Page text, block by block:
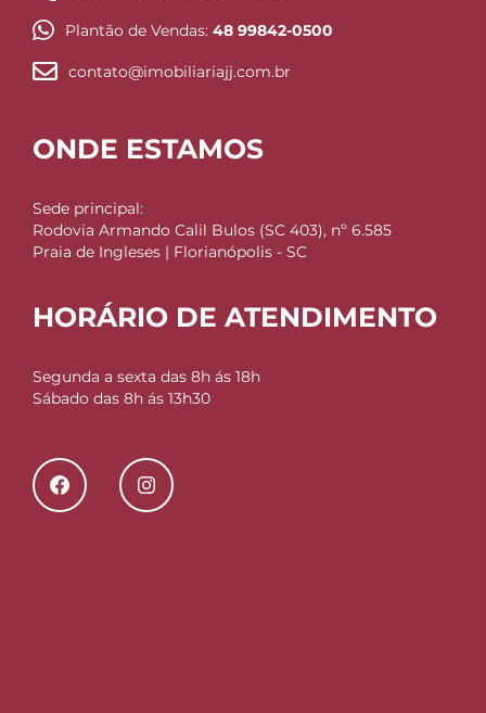
Plantão de Vendas: 48 99842-0500
contato@imobiliariajj.com.br
ONDE ESTAMOS
Sede principal:
Rodovia Armando Calil Bulos (SC 403), nº 6.585
Praia de Ingleses | Florianópolis - SC
HORÁRIO DE ATENDIMENTO
Segunda a sexta das 8h ás 18h
Sábado das 8h ás 13h30